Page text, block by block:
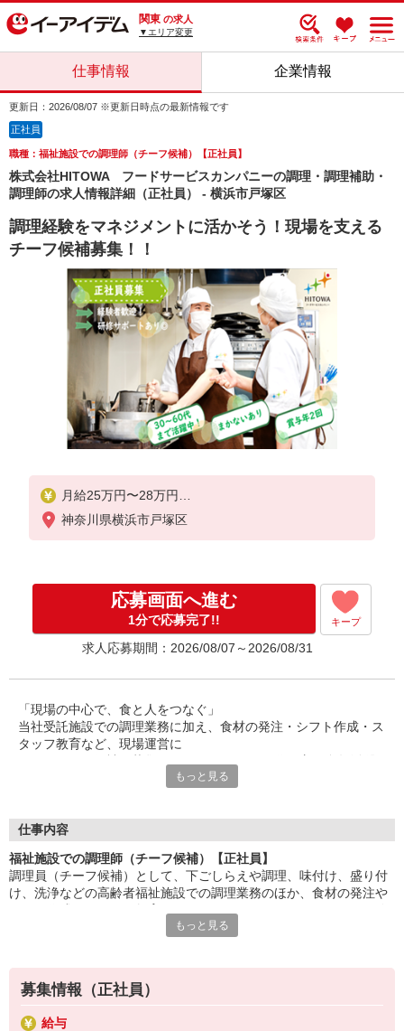
関東 の求人
▼エリア変更
仕事情報 企業情報
更新日：2026/08/07 ※更新日時点の最新情報です
正社員
職種：福祉施設での調理師（チーフ候補）【正社員】
株式会社HITOWA フードサービスカンパニーの調理・調理補助・
調理師の求人情報詳細（正社員） - 横浜市戸塚区
調理経験をマネジメントに活かそう！現場を支える
チーフ候補募集！！
月給25万円〜28万円
※給与は経験や前職給与に応じて決定します。
神奈川県横浜市戸塚区
応募画面へ進む
1分で応募完了!! キープ
求人応募期間：2026/08/07～2026/08/31
「現場の中心で、食と人をつなぐ」
当社受託施設での調理業務に加え、食材の発注・シフト作成・ス
タッフ教育など、現場運営に
調理だけでなく、職場の運営にも関われるやりがいある仕事。
す。
利用者様の笑顔に加え、スタッフの成長や職場の改善に貢献でき
やりがい。人と食に向き合う責任あるポジションです。
HITOWAのフードサービスカンパニーは、全国300以上の施設で
給食運営を行う業界大手。調理技術だけでなく、
マネジメント力も磨ける研修制度が整っています。
もっと見る
仕事内容
福祉施設での調理師（チーフ候補）【正社員】
調理員（チーフ候補）として、下ごしらえや調理、味付け、盛り付
け、洗浄などの高齢者福祉施設での調理業務のほか、食材の発注や
は不問です！食事の提供を通して利用者さまを笑顔にしたいという
もっと見る
募集情報（正社員）
給与